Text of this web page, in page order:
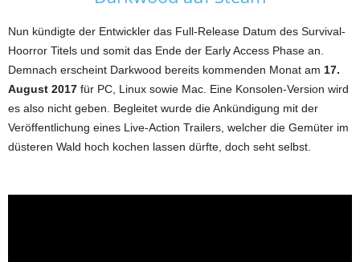
Nun kündigte der Entwickler das Full-Release Datum des Survival-
Hoorror Titels und somit das Ende der Early Access Phase an.
Demnach erscheint Darkwood bereits kommenden Monat am 17.
August 2017 für PC, Linux sowie Mac. Eine Konsolen-Version wird
es also nicht geben. Begleitet wurde die Ankündigung mit der
Veröffentlichung eines Live-Action Trailers, welcher die Gemüter im
düsteren Wald hoch kochen lassen dürfte, doch seht selbst.